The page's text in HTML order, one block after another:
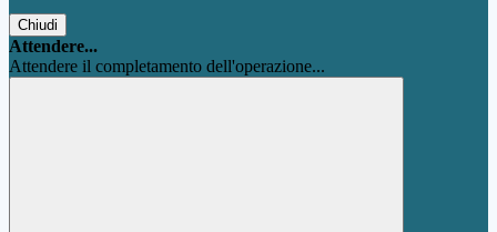
Chiudi
Attendere...
Attendere il completamento dell'operazione...